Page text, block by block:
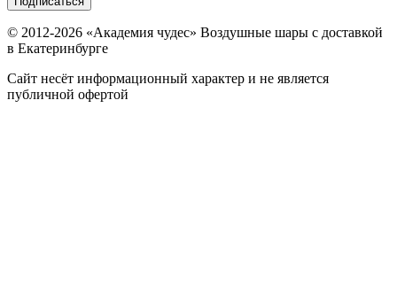
© 2012-2026 «Академия чудес» Воздушные шары с доставкой
в Екатеринбурге
Сайт несёт информационный характер и не является
публичной офертой